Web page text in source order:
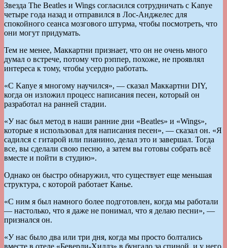
Звезда The Beatles и Wings согласился сотрудничать с Kanye
четыре года назад и отправился в Лос-Анджелес для
спокойного сеанса мозгового штурма, чтобы посмотреть, что
они могут придумать.
Тем не менее, Маккартни признает, что он не очень много
думал о встрече, потому что рэппер, похоже, не проявлял
интереса к тому, чтобы усердно работать.
«С Kanye я многому научился», — сказал Маккартни DIY,
когда он изложил процесс написания песен, который он
разработал на ранней стадии.
«У нас был метод в наши ранние дни «Beatles» и «Wings»,
которые я использовал для написания песен», — сказал он. «Я
садился с гитарой или пианино, делал это и завершал. Тогда
все, вы сделали свою песню, а затем вы готовы собрать всё
вместе и пойти в студию».
Однако он быстро обнаружил, что существует еще меньшая
структура, с которой работает Канье.
«С ним я был намного более подготовлен, когда мы работали
— настолько, что я даже не понимал, что я делаю песни», —
признался он.
«У нас было два или три дня, когда мы просто болтались
вместе в отеле «Беверли-Хиллз» в бунгало за спиной, и у него